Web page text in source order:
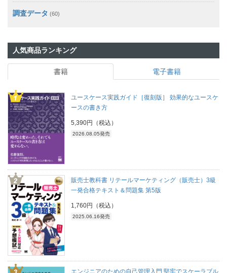
調査データ (60)
人気商品ランキング
書籍 電子書籍
ユースケース実践ガイド［復刻版］ 効果的なユースケ
ースの書き方
5,390円（税込）
2026.08.05発売
販売士教科書 リテールマーケティング（販売士）3級
一発合格テキスト＆問題集 第5版
1,760円（税込）
2025.06.16発売
エンジニアのための自己管理入門 堅牢でスケーラブル